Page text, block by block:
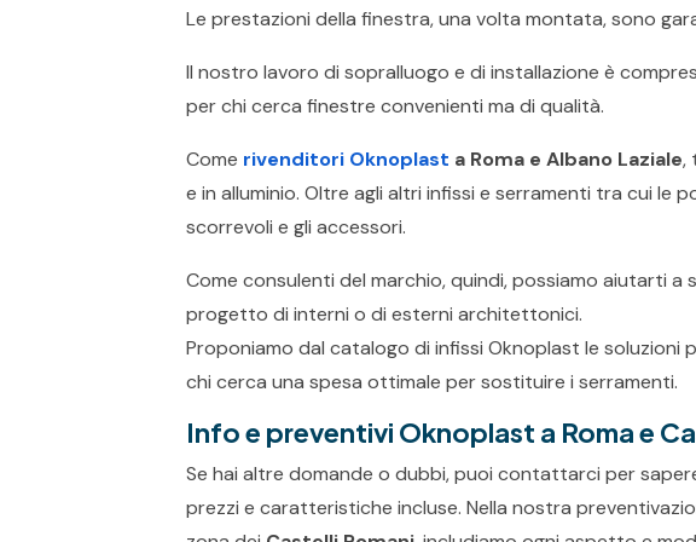
Le prestazioni della finestra, una volta montata, sono
Il nostro lavoro di sopralluogo e di installazione è
per chi cerca finestre convenienti ma di qualità.
Come rivenditori Oknoplast a Roma e Albano Laziale,
e in alluminio. Oltre agli altri infissi e serramenti tra cui le
scorrevoli e gli accessori.
Come consulenti del marchio, quindi, possiamo aiutarti a
progetto di interni o di esterni architettonici.
Proponiamo dal catalogo di infissi Oknoplast le soluzioni
chi cerca una spesa ottimale per sostituire i serramenti.
Info e preventivi Oknoplast a Roma e
Se hai altre domande o dubbi, puoi contattarci per
prezzi e caratteristiche incluse. Nella nostra